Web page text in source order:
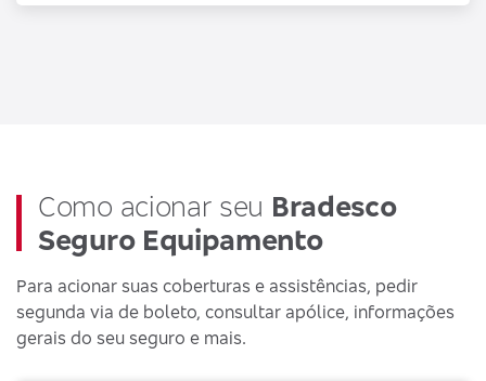
Como acionar seu Bradesco
Seguro Equipamento
Para acionar suas coberturas e assistências, pedir
segunda via de boleto, consultar apólice, informações
gerais do seu seguro e mais.